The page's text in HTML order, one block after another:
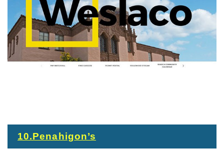
10.Penahigon’s